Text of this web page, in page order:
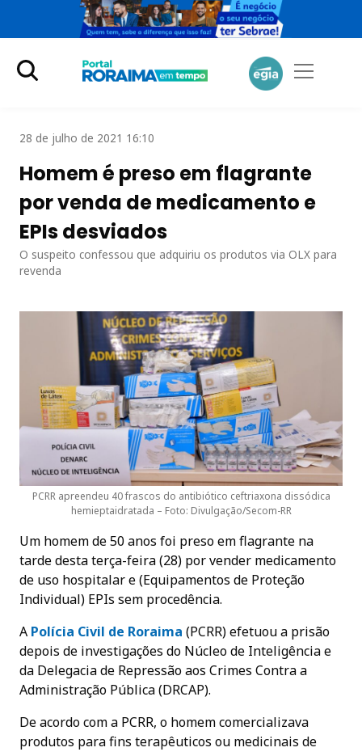
28 de julho de 2021 16:10
Homem é preso em flagrante
por venda de medicamento e
EPIs desviados
O suspeito confessou que adquiriu os produtos via OLX para
revenda
PCRR apreendeu 40 frascos do antibiótico ceftriaxona dissódica
hemieptaidratada – Foto: Divulgação/Secom-RR
Um homem de 50 anos foi preso em flagrante na
tarde desta terça-feira (28) por vender medicamento
de uso hospitalar e (Equipamentos de Proteção
Individual) EPIs sem procedência.
A Polícia Civil de Roraima (PCRR) efetuou a prisão
depois de investigações do Núcleo de Inteligência e
da Delegacia de Repressão aos Crimes Contra a
Administração Pública (DRCAP).
De acordo com a PCRR, o homem comercializava
produtos para fins terapêuticos ou medicinais de